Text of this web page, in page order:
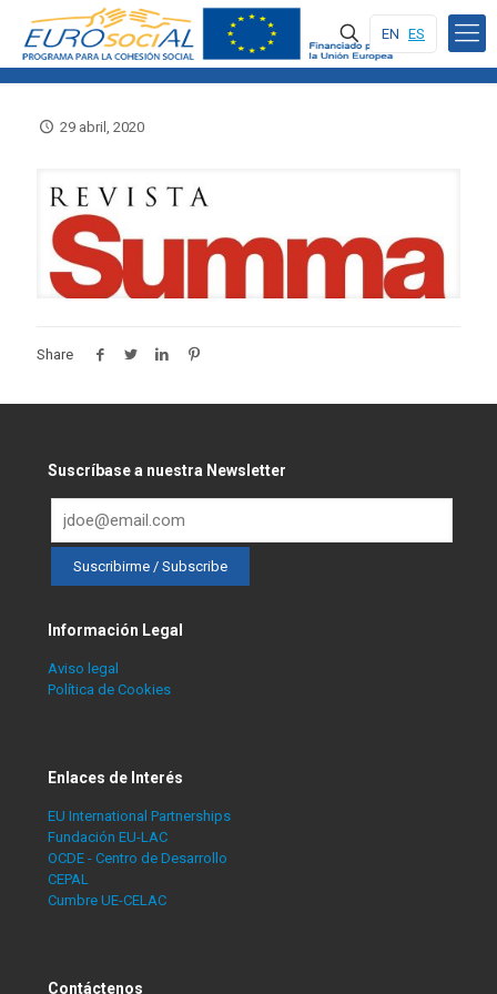
EN ES
29 abril, 2020
Share
Suscríbase a nuestra Newsletter
Información Legal
Aviso legal
Política de Cookies
Enlaces de Interés
EU International Partnerships
Fundación EU-LAC
OCDE - Centro de Desarrollo
CEPAL
Cumbre UE-CELAC
Contáctenos